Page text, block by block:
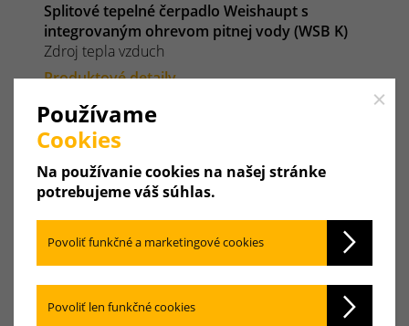
Splitové tepelné čerpadlo Weishaupt s
integrovaným ohrevom pitnej vody (WSB K)
Zdroj tepla vzduch
Produktové detaily
Close
Používame
Cookies
Na používanie cookies na našej stránke
potrebujeme váš súhlas.
Povoliť funkčné a marketingové cookies
Povoliť len funkčné cookies